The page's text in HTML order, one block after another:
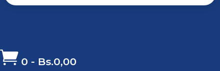
 0 - Bs.0,00